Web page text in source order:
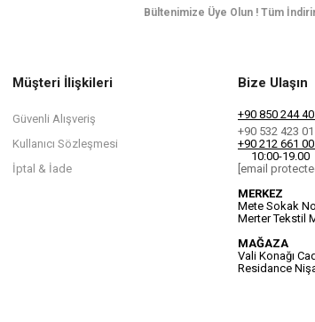
Bültenimize Üye Olun ! Tüm
Müşteri İlişkileri
Güvenli Alışveriş
Kullanıcı Sözleşmesi
İptal & İade
Bize Ulaşın
+90 850 244
+90 532 423
+90 212 661
10:00-19.00
[email
MERKEZ
Mete Sokak
Merter Tekstil
MAĞAZA
Vali Konağı
Residance